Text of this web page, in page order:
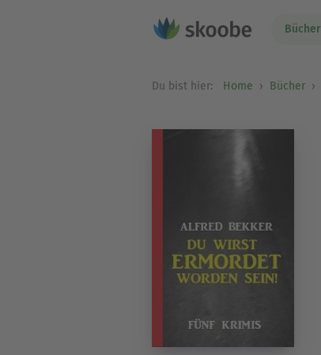
Bücher
Du bist hier: Home Bücher